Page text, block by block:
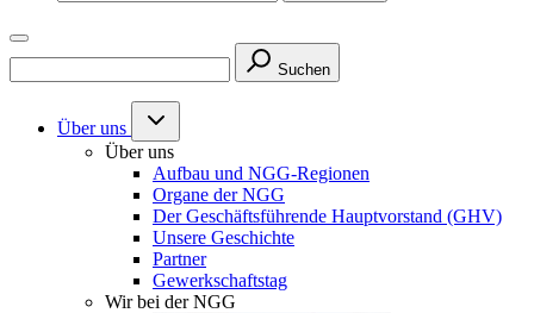
Suchen
Über uns
Über uns
Aufbau und NGG-Regionen
Organe der NGG
Der Geschäftsführende Hauptvorstand (GHV)
Unsere Geschichte
Partner
Gewerkschaftstag
Wir bei der NGG